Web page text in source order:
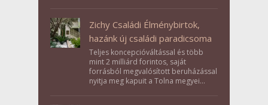
Zichy Családi Élménybirtok,
hazánk új családi paradicsoma
Teljes koncepcióváltással és több
mint 2 milliárd forintos, saját
forrásból megvalósított beruházással
nyitja meg kapuit a Tolna megyei